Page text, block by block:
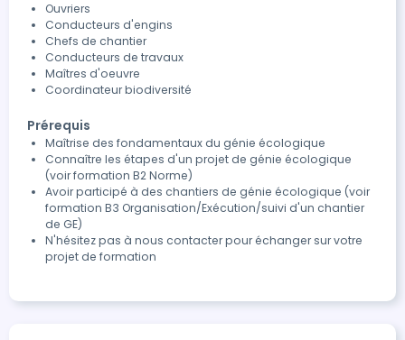
Ouvriers
Conducteurs d'engins
Chefs de chantier
Conducteurs de travaux
Maîtres d'oeuvre
Coordinateur biodiversité
Prérequis
Maîtrise des fondamentaux du génie écologique
Connaître les étapes d'un projet de génie écologique
(voir formation B2 Norme)
Avoir participé à des chantiers de génie écologique (voir
formation B3 Organisation/Exécution/suivi d'un chantier
de GE)
N'hésitez pas à nous contacter pour échanger sur votre
projet de formation